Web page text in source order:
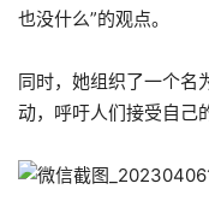
也没什么”的观点。
同时，她组织了一个名
动，呼吁人们接受自己